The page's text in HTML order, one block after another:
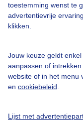
toestemming wenst te
advertentievrije
klikken.
Jouw keuze geldt
aanpassen of
website of in het menu
en cookiebeleid
Lijst met
Toegankelijkheid
Buienradar Team
Privacy instellingen